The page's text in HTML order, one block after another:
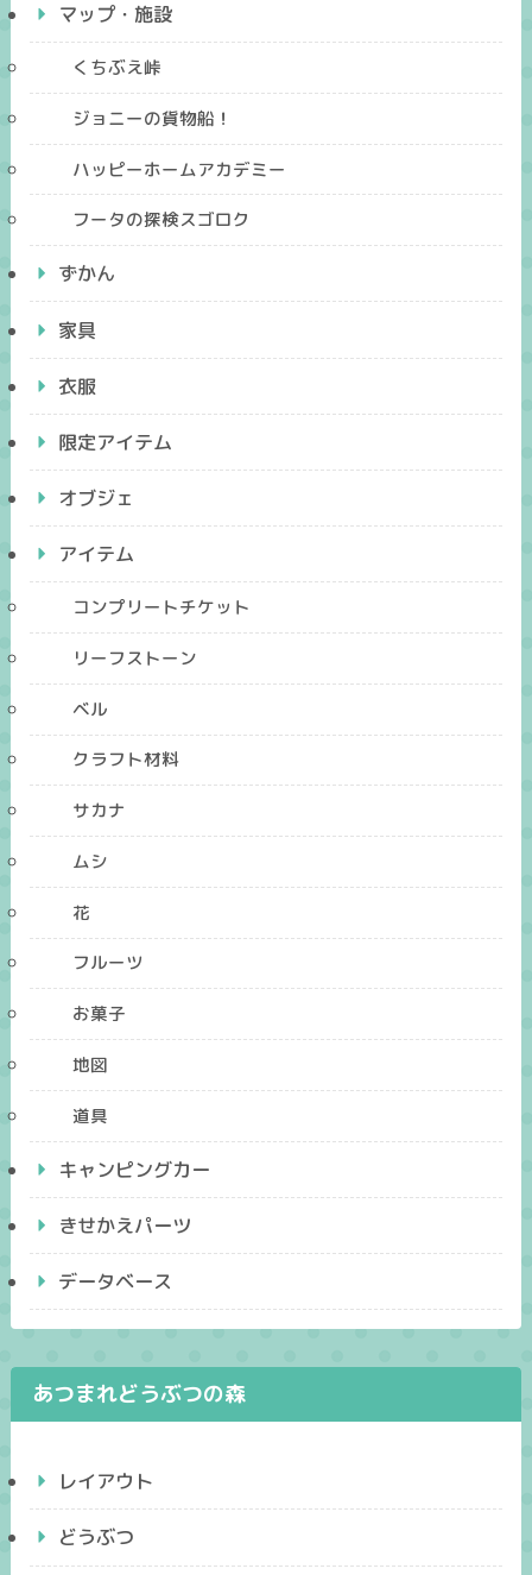
マップ・施設
くちぶえ峠
ジョニーの貨物船！
ハッピーホームアカデミー
フータの探検スゴロク
ずかん
家具
衣服
限定アイテム
オブジェ
アイテム
コンプリートチケット
リーフストーン
ベル
クラフト材料
サカナ
ムシ
花
フルーツ
お菓子
地図
道具
キャンピングカー
きせかえパーツ
データベース
あつまれどうぶつの森
レイアウト
どうぶつ